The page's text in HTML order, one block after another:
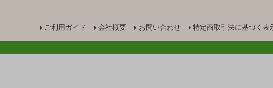
ご利用ガイド 会社概要 お問い合わせ 特定商取引法に基づく表